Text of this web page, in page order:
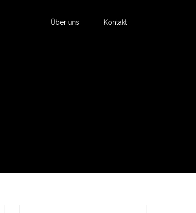
Über uns Kontakt